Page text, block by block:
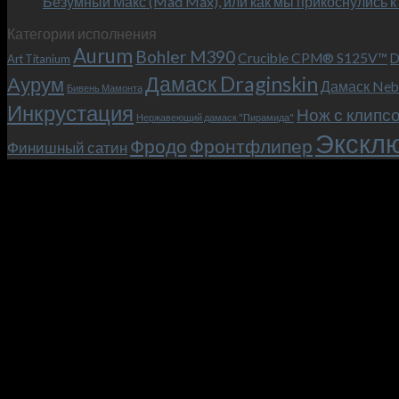
Категории исполнения
Art Titanium Aurum Bohler M390Crucible CPM® S125V™
Аурум Бивень Мамонта Дамаск Draginskin Дамаск
Инкрустация Нержавеющий дамаск "Пирамида" Нож с
Финишный сатин Фродо Фронтфлипер